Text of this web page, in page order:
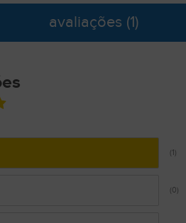
avaliações (1)
(1)
(0)